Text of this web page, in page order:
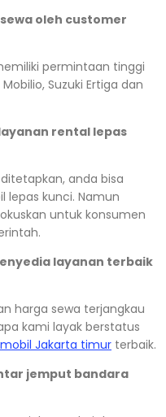
oleh customer
permintaan tinggi
Suzuki Ertiga dan
rental lepas
anda bisa
lepas kunci. Namun
untuk konsumen
layanan terbaik
harga sewa terjangkau
kami layak berstatus
Jakarta timur terbaik.
jemput bandara